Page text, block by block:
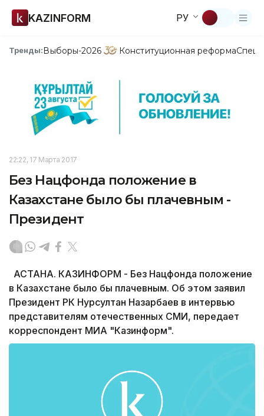
KAZINFORM РУ
Тренды:Выборы-2026 Конституционная реформа
22:22, 17 Марта 2017
Без Нацфонда положение в
Казахстане было бы плачевным -
Президент
АСТАНА. КАЗИНФОРМ - Без Нацфонда положение
в Казахстане было бы плачевным. Об этом заявил
Президент РК Нурсултан Назарбаев в интервью
представителям отечественных СМИ, передает
корреспондент МИА "Казинформ".